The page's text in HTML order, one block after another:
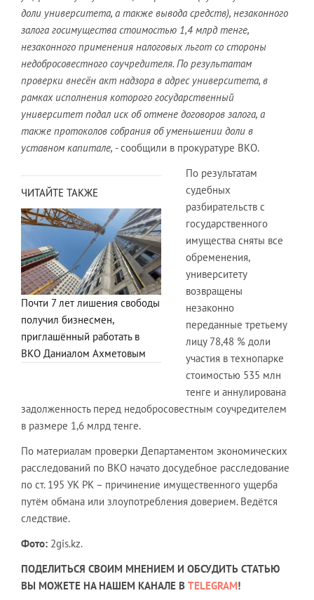
доли университета, а также вывода средств), незаконного
залога госимущества стоимостью 1,4 млрд тенге,
незаконного применения налоговых льгот со стороны
недобросовестного соучредителя. По результатам
проверки внесён акт надзора в адрес университета, в
рамках исполнения которого государственный
университет подал иск об отмене договоров залога, а
также протоколов собрания об уменьшении доли в
уставном капитале, - сообщили в прокуратуре ВКО.
ЧИТАЙТЕ ТАКЖЕ
Почти 7 лет лишения свободы
получил бизнесмен,
приглашённый работать в
ВКО Даниалом Ахметовым
По результатам
судебных
разбирательств с
государственного
имущества сняты все
обременения,
университету
возвращены
незаконно
переданные третьему
лицу 78,48 % доли
участия в технопарке
стоимостью 535 млн
тенге и аннулирована
задолженность перед недобросовестным соучредителем
в размере 1,6 млрд тенге.
По материалам проверки Департаментом экономических
расследований по ВКО начато досудебное расследование
по ст. 195 УК РК – причинение имущественного ущерба
путём обмана или злоупотребления доверием. Ведётся
следствие.
Фото: 2gis.kz.
ПОДЕЛИТЬСЯ СВОИМ МНЕНИЕМ И ОБСУДИТЬ СТАТЬЮ
ВЫ МОЖЕТЕ НА НАШЕМ КАНАЛЕ В TELEGRAM!